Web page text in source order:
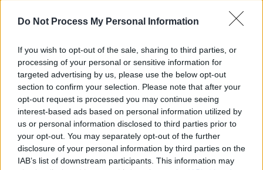
Do Not Process My Personal Information
If you wish to opt-out of the sale, sharing to third parties, or
processing of your personal or sensitive information for
targeted advertising by us, please use the below opt-out
section to confirm your selection. Please note that after your
opt-out request is processed you may continue seeing
interest-based ads based on personal information utilized by
us or personal information disclosed to third parties prior to
your opt-out. You may separately opt-out of the further
disclosure of your personal information by third parties on the
IAB’s list of downstream participants. This information may
επί
του οποίου λαμβάνει την ενίσχυση10%
νοικοκυριό, αυξανόμενο κατά 100 ευρώγια
κάθε επιπλέον μέλος του νοικοκυριού και
έως1000 ευρώαγορές.
Αναλυτικά Παραδείγματα
Μονομελές νοικοκυριό:220 ευρώ
μηνιαίες αγορές,22 ευρώ μηναία
ενίσχυση